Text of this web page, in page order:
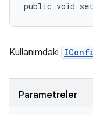
public void
Kullanımdaki
Parametreler